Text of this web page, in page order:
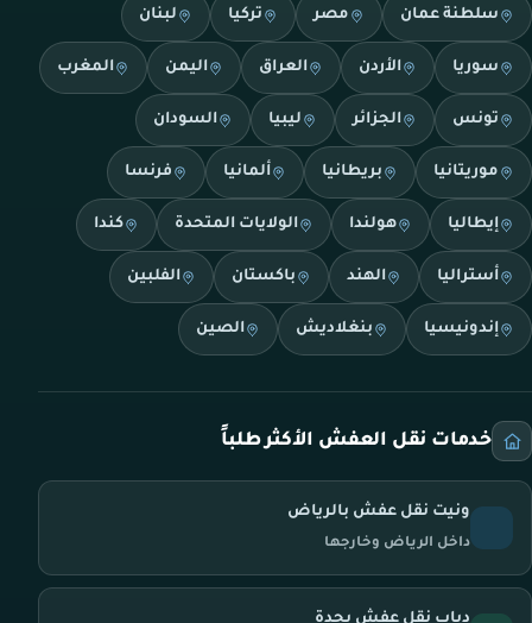
سلطنة عمان مصر تركيا لبنان
سوريا الأردن العراق اليمن المغرب
تونس الجزائر ليبيا السودان
موريتانيا بريطانيا ألمانيا فرنسا
إيطاليا هولندا الولايات المتحدة كندا
أستراليا الهند باكستان الفلبين
إندونيسيا بنغلاديش الصين
خدمات نقل العفش الأكثر طلباً
ونيت نقل عفش بالرياض
داخل الرياض وخارجها